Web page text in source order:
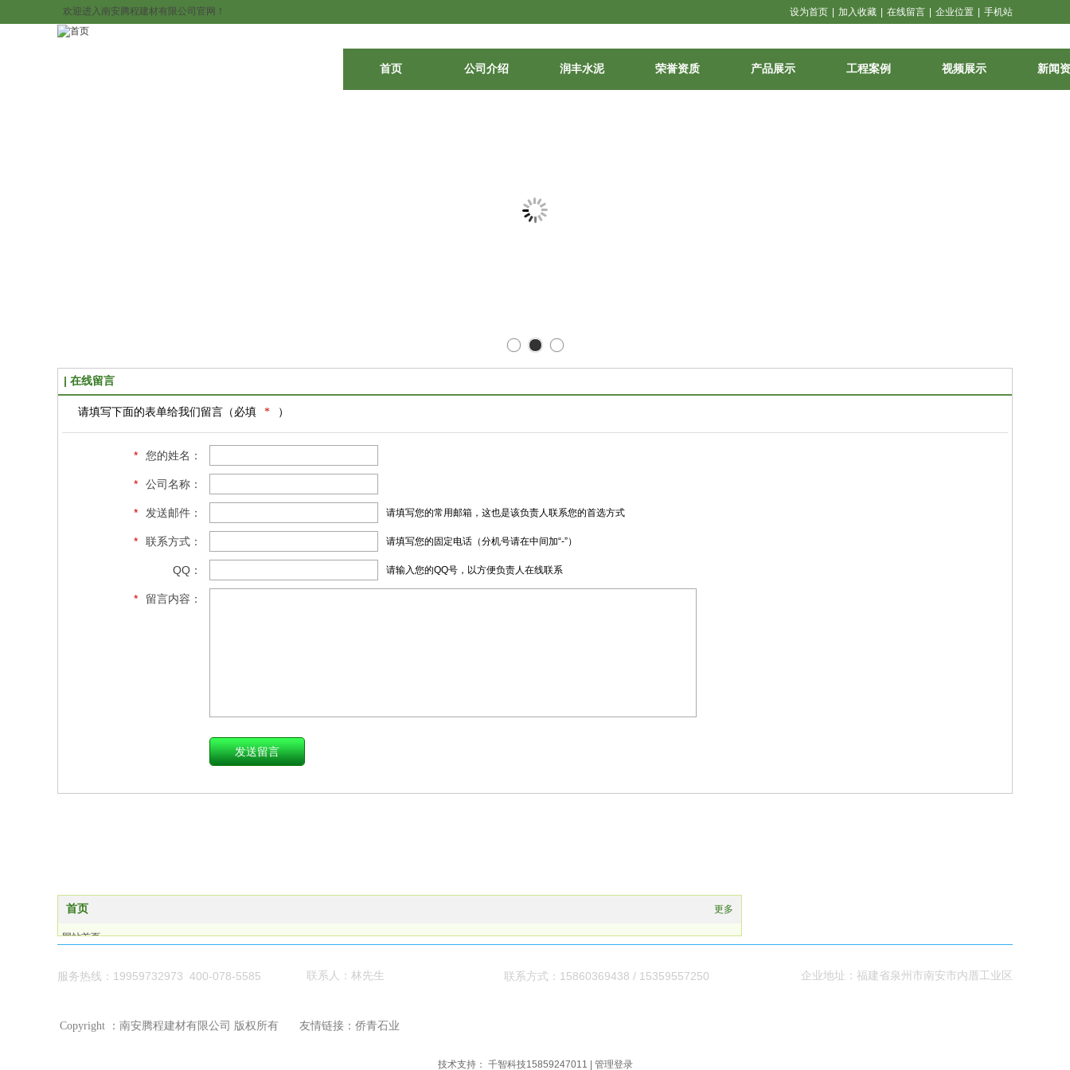
欢迎进入南安腾程建材有限公司官网！
首页 公司介绍 润丰水泥 荣誉资质 产品展示 工程案例 视频展示 新闻
设为首页 加入收藏 在线留言 企业位置 手机站
在线留言
请填写下面的表单给我们留言（必填 * ）
* 您的姓名：
* 公司名称：
* 发送邮件： 请填写您的常用邮箱，这也是该负责人联系您的首选方式
* 联系方式： 请填写您的固定电话（分机号请在中间加“-”）
QQ： 请输入您的QQ号，以方便负责人在线联系
* 留言内容：
首页 更多
网站首页
关于我们
联系我们
服务热线： 19959732973 400-078-5585 联系方式： 15860369438 / 15359557250
联系人：林先生 企业地址：福建省泉州市南安市内厝工业区
Copyright ：南安腾程建材有限公司 版权所有 友情链接： 侨青石业
技术支持： 千智科技15859247011 管理登录